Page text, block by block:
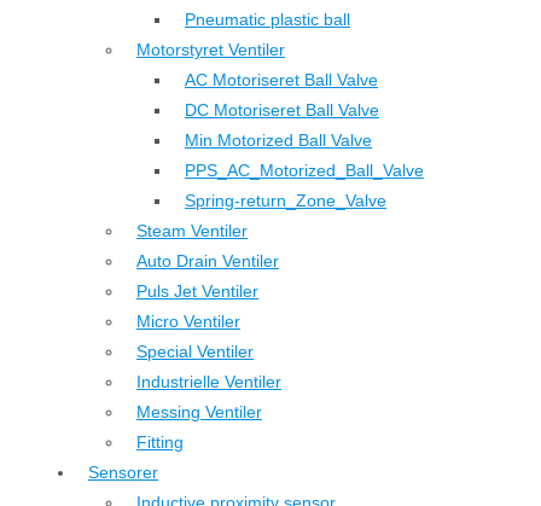
Pneumatic plastic ball
Motorstyret Ventiler
AC Motoriseret Ball Valve
DC Motoriseret Ball Valve
Min Motorized Ball Valve
PPS_AC_Motorized_Ball_Valve
Spring-return_Zone_Valve
Steam Ventiler
Auto Drain Ventiler
Puls Jet Ventiler
Micro Ventiler
Special Ventiler
Industrielle Ventiler
Messing Ventiler
Fitting
Sensorer